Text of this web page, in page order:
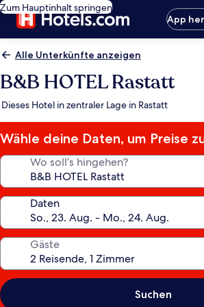
Zum Hauptinhalt springen
App
Alle Unterkünfte anzeigen
B&B HOTEL Rastatt
Dieses Hotel in zentraler Lage in Rastatt
Wähle deine Daten, um Preise
Wo soll’s hingehen?
Daten
Gäste
Suchen